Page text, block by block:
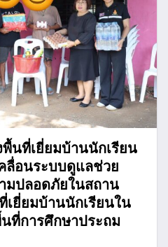
พื้นที่เยี่ยมบ้านนักเรียน
ลื่อนระบบดูแลช่วย
มปลอดภัยในสถาน
ยี่ยมบ้านนักเรียนใน
ที่การศึกษาประถม